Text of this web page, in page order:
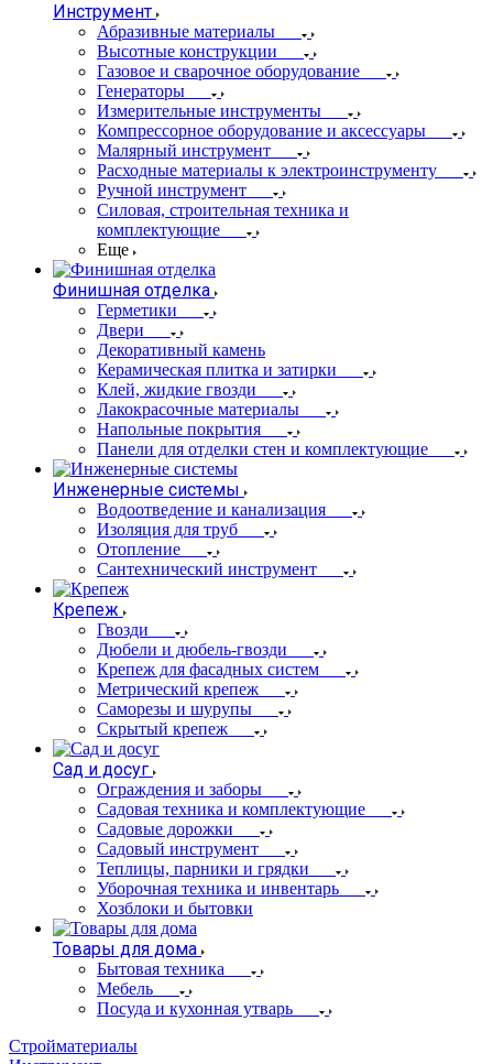
Инструмент
Абразивные материалы
Высотные конструкции
Газовое и сварочное оборудование
Генераторы
Измерительные инструменты
Компрессорное оборудование и аксессуары
Малярный инструмент
Расходные материалы к электроинструменту
Ручной инструмент
Силовая, строительная техника и
комплектующие
Еще
Финишная отделка
Герметики
Двери
Декоративный камень
Керамическая плитка и затирки
Клей, жидкие гвозди
Лакокрасочные материалы
Напольные покрытия
Панели для отделки стен и комплектующие
Инженерные системы
Водоотведение и канализация
Изоляция для труб
Отопление
Сантехнический инструмент
Крепеж
Гвозди
Дюбели и дюбель-гвозди
Крепеж для фасадных систем
Метрический крепеж
Саморезы и шурупы
Скрытый крепеж
Сад и досуг
Ограждения и заборы
Садовая техника и комплектующие
Садовые дорожки
Садовый инструмент
Теплицы, парники и грядки
Уборочная техника и инвентарь
Хозблоки и бытовки
Товары для дома
Бытовая техника
Мебель
Посуда и кухонная утварь
Стройматериалы